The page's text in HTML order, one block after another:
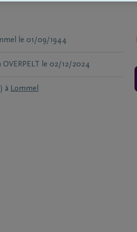
le 01/09/1944
OVERPELT le 02/12/2024
à Lommel